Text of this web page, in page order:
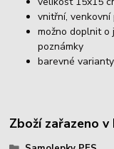
vnitřní, venkovní
možno doplnit o
poznámky
barevné varianty
Zboží zařazeno